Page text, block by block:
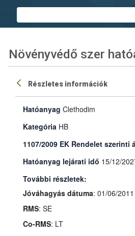
Növényvédő szer
Részletes információk
Hatóanyag Clethodim
Kategória HB
1107/2009 EK Rendelet szerinti
Hatóanyag lejárati idő 15/12/
További részletek:
Jóváhagyás dátuma: 01/06/2011
RMS: SE
Co-RMS: LT